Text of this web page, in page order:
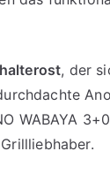
, der
WABAYA